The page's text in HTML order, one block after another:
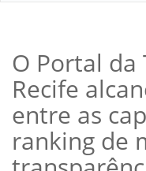
QUEM SOMOS
O QUE É A
HISTÓRICO
VÍDEOS
ORGANOGRAMA
CONSELHOS
LOCALIZAÇÃO
GESTORES
O Portal da
Recife
entre as
ranking de